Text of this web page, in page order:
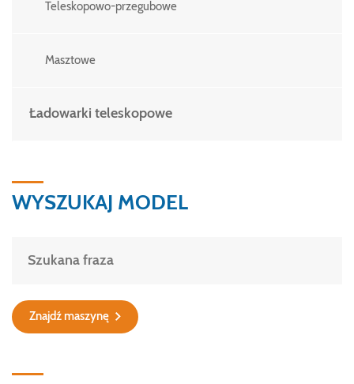
Teleskopowo-przegubowe
Masztowe
Ładowarki teleskopowe
WYSZUKAJ MODEL
Znajdź maszynę